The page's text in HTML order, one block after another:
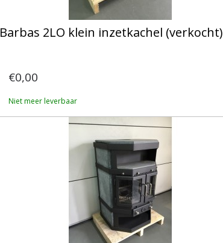
Barbas 2LO klein inzetkachel (verkocht)
€0,00
Niet meer leverbaar